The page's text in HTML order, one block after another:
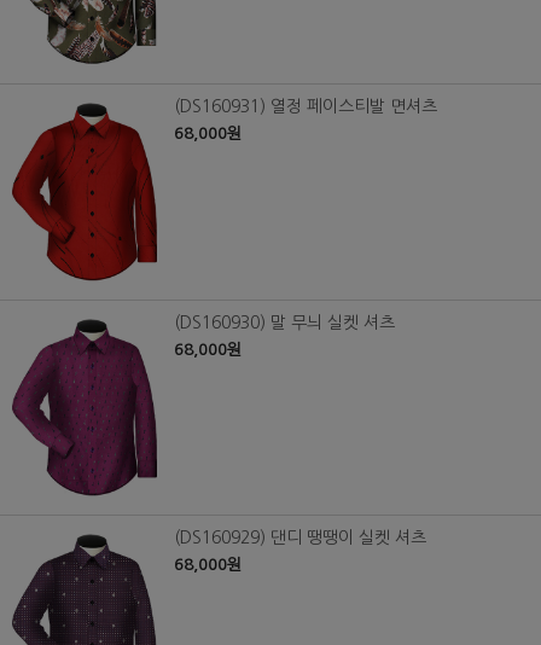
(DS160931) 열정 페이스티발 면셔츠
68,000원
(DS160930) 말 무늬 실켓 셔츠
68,000원
(DS160929) 댄디 땡땡이 실켓 셔츠
68,000원